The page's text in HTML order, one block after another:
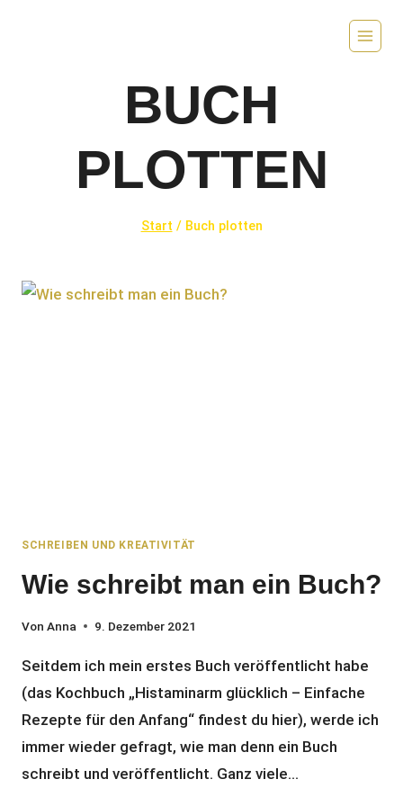
BUCH
PLOTTEN
Start / Buch plotten
SCHREIBEN UND KREATIVITÄT
Wie schreibt man ein Buch?
Von Anna 9. Dezember 2021
Seitdem ich mein erstes Buch veröffentlicht habe
(das Kochbuch „Histaminarm glücklich – Einfache
Rezepte für den Anfang“ findest du hier), werde ich
immer wieder gefragt, wie man denn ein Buch
schreibt und veröffentlicht. Ganz viele…